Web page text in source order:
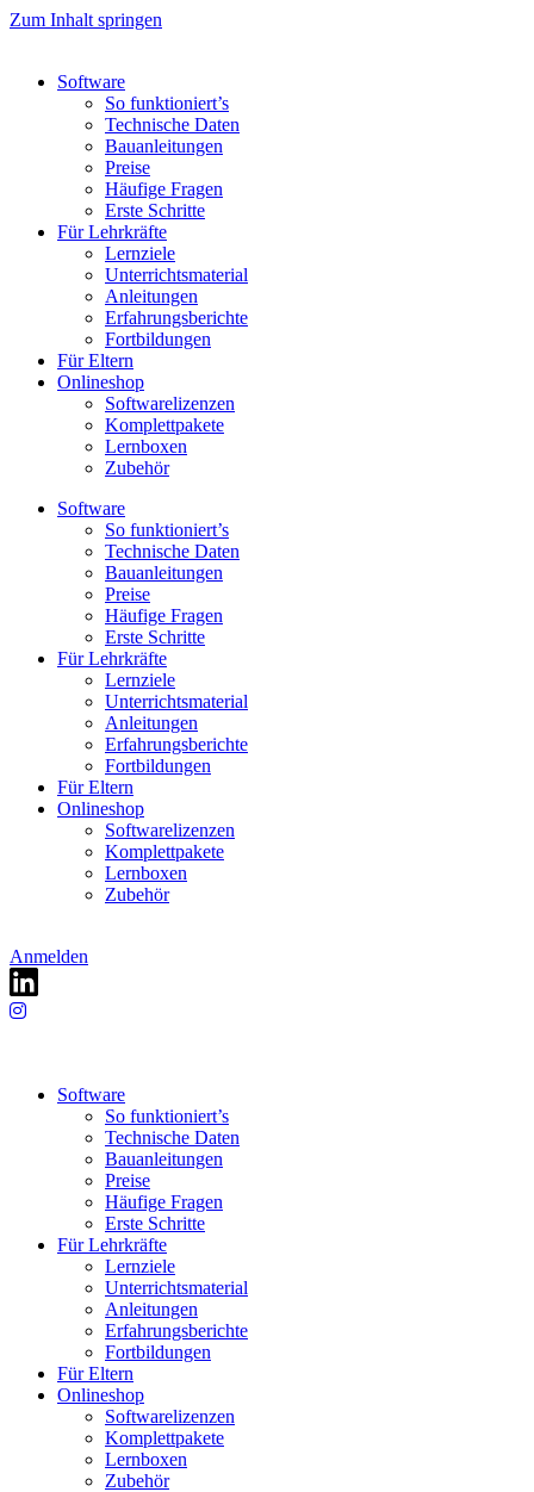
Zum Inhalt springen
Software
So funktioniert’s
Technische Daten
Bauanleitungen
Preise
Häufige Fragen
Erste Schritte
Für Lehrkräfte
Lernziele
Unterrichtsmaterial
Anleitungen
Erfahrungsberichte
Fortbildungen
Für Eltern
Onlineshop
Softwarelizenzen
Komplettpakete
Lernboxen
Zubehör
Software
So funktioniert’s
Technische Daten
Bauanleitungen
Preise
Häufige Fragen
Erste Schritte
Für Lehrkräfte
Lernziele
Unterrichtsmaterial
Anleitungen
Erfahrungsberichte
Fortbildungen
Für Eltern
Onlineshop
Softwarelizenzen
Komplettpakete
Lernboxen
Zubehör
Anmelden
Software
So funktioniert’s
Technische Daten
Bauanleitungen
Preise
Häufige Fragen
Erste Schritte
Für Lehrkräfte
Lernziele
Unterrichtsmaterial
Anleitungen
Erfahrungsberichte
Fortbildungen
Für Eltern
Onlineshop
Softwarelizenzen
Komplettpakete
Lernboxen
Zubehör